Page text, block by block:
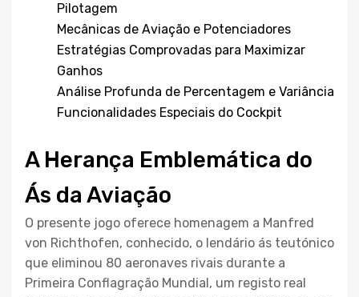
Pilotagem
Mecânicas de Aviação e Potenciadores
Estratégias Comprovadas para Maximizar
Ganhos
Análise Profunda de Percentagem e Variância
Funcionalidades Especiais do Cockpit
A Herança Emblemática do
Ás da Aviação
O presente jogo oferece homenagem a Manfred
von Richthofen, conhecido, o lendário ás teutónico
que eliminou 80 aeronaves rivais durante a
Primeira Conflagração Mundial, um registo real